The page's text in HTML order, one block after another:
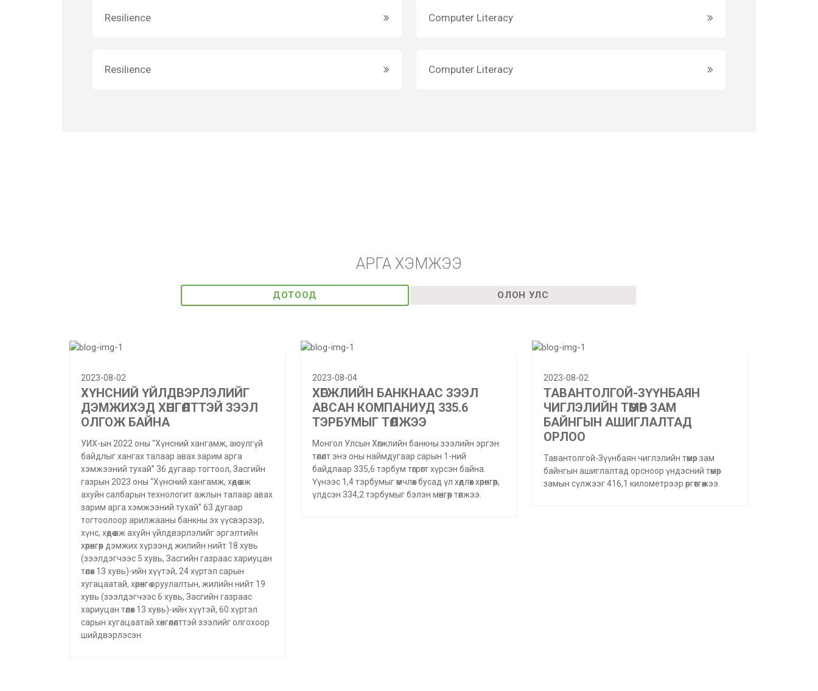
Resilience Computer Literacy
Resilience Computer Literacy
АРГА ХЭМЖЭЭ
ДОТООД ОЛОН УЛС
2023-08-02
ХҮНСНИЙ ҮЙЛДВЭРЛЭЛИЙГ
ДЭМЖИХЭД ХӨНГӨЛТТЭЙ ЗЭЭЛ
ОЛГОЖ БАЙНА
УИХ-ын 2022 оны “Хүнсний хангамж, аюулгүй
байдлыг хангах талаар авах зарим арга
хэмжээний тухай” 36 дугаар тогтоол, Засгийн
газрын 2023 оны “Хүнсний хангамж, хөдөө аж
ахуйн салбарын технологит ажлын талаар авах
зарим арга хэмжээний тухай” 63 дугаар
тогтоолоор арилжааны банкны эх үүсвэрээр,
хүнс, хөдөө аж ахуйн үйлдвэрлэлийг эргэлтийн
хөрөнгөөр дэмжих хүрээнд жилийн нийт 18 хувь
(зээлдэгчээс 5 хувь, Засгийн газраас хариуцан
төлөх 13 хувь)-ийн хүүтэй, 24 хүртэл сарын
хугацаатай, хөрөнгө оруулалтын, жилийн нийт 19
хувь (зээлдэгчээс 6 хувь, Засгийн газраас
хариуцан төлөх 13 хувь)-ийн хүүтэй, 60 хүртэл
сарын хугацаатай хөнгөлөлттэй зээлийг олгохоор
шийдвэрлэсэн.
2023-08-04
ХӨГЖЛИЙН БАНКНААС ЗЭЭЛ
АВСАН КОМПАНИУД 335.6
ТЭРБУМЫГ ТӨЛЖЭЭ
Монгол Улсын Хөгжлийн банкны зээлийн эргэн
төлөлт энэ оны наймдугаар сарын 1-ний
байдлаар 335,6 тэрбум төгрөгт хүрсэн байна.
Үүнээс 1,4 тэрбумыг өмчлөх бусад үл хөдлөх хөрөнгөөр,
үлдсэн 334,2 тэрбумыг бэлэн мөнгөөр төлжээ.
2023-08-02
ТАВАНТОЛГОЙ-ЗҮҮНБАЯН
ЧИГЛЭЛИЙН ТӨМӨР ЗАМ
БАЙНГЫН АШИГЛАЛТАД
ОРЛОО
Тавантолгой-Зүүнбаян чиглэлийн төмөр зам
байнгын ашиглалтад орсноор үндэсний төмөр
замын сүлжээг 416,1 километрээр өргөтгөжээ.